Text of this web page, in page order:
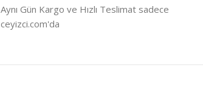
Aynı Gün Kargo ve Hızlı Teslimat sadece
ceyizci.com'da